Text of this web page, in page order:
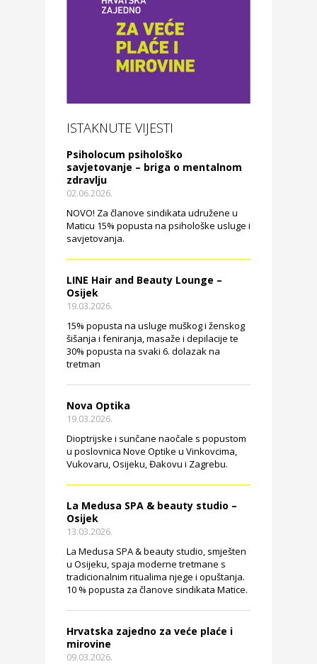
ISTAKNUTE VIJESTI
Psiholocum psihološko
savjetovanje – briga o mentalnom
zdravlju
02.06.2026.
NOVO! Za članove sindikata udružene u
Maticu 15% popusta na psihološke usluge i
savjetovanja.
LINE Hair and Beauty Lounge –
Osijek
19.03.2026.
15% popusta na usluge muškog i ženskog
šišanja i feniranja, masaže i depilacije te
30% popusta na svaki 6. dolazak na
tretman
Nova Optika
19.03.2026.
Dioptrijske i sunčane naočale s popustom
u poslovnica Nove Optike u Vinkovcima,
Vukovaru, Osijeku, Đakovu i Zagrebu.
La Medusa SPA & beauty studio –
Osijek
13.03.2026.
La Medusa SPA & beauty studio, smješten
u Osijeku, spaja moderne tretmane s
tradicionalnim ritualima njege i opuštanja.
10 % popusta za članove sindikata Matice.
Hrvatska zajedno za veće plaće i
mirovine
09.03.2026.